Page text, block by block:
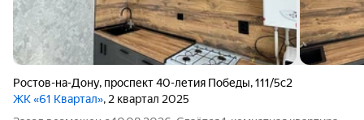
Ростов-на-Дону, проспект 40-летия Победы,111/5с2
ЖК «61 Квартал», 2 квартал 2025